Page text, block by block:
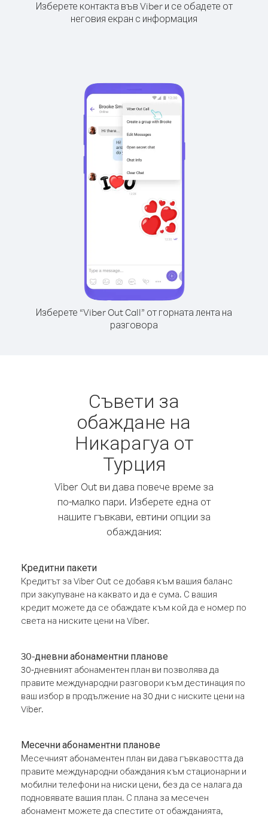
Изберете контакта във Viber и се обадете от
неговия екран с информация
Изберете “Viber Out Call” от горната лента на
разговора
Съвети за
обаждане на
Никарагуа от
Турция
Viber Out ви дава повече време за
по-малко пари. Изберете една от
нашите гъвкави, евтини опции за
обаждания:
Кредитни пакети
Кредитът за Viber Out се добавя към вашия баланс
при закупуване на каквато и да е сума. С вашия
кредит можете да се обаждате към кой да е номер по
света на ниските цени на Viber.
30-дневни абонаментни планове
30-дневният абонаментен план ви позволява да
правите международни разговори към дестинация по
ваш избор в продължение на 30 дни с ниските цени на
Viber.
Месечни абонаментни планове
Месечният абонаментен план ви дава гъвкавостта да
правите международни обаждания към стационарни и
мобилни телефони на ниски цени, без да се налага да
подновявате вашия план. С плана за месечен
абонамент можете да спестите от обажданията,